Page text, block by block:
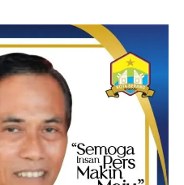
Provinsi Banten.
dan OPD konsisten
undangan yang berlaku
kepada Perusahaan CV
beberapa dugaan
diatas, serta mematuhi
hukum yang berlaku, tegasnya.